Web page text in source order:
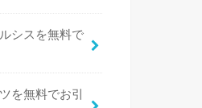
シスを無料で
を無料でお引